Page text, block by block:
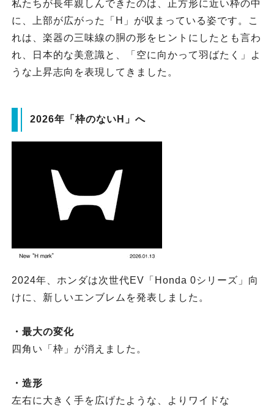
私たちが長年親しんできたのは、正方形に近い枠の中
に、上部が広がった「H」が収まっている姿です。こ
れは、楽器の三味線の胴の形をヒントにしたとも言わ
れ、日本的な美意識と、「空に向かって羽ばたく」よ
うな上昇志向を表現してきました。
2026年「枠のないH」へ
2024年、ホンダは次世代EV「Honda 0シリーズ」向
けに、新しいエンブレムを発表しました。
・最大の変化
四角い「枠」が消えました。
・造形
左右に大きく手を広げたような、よりワイドな